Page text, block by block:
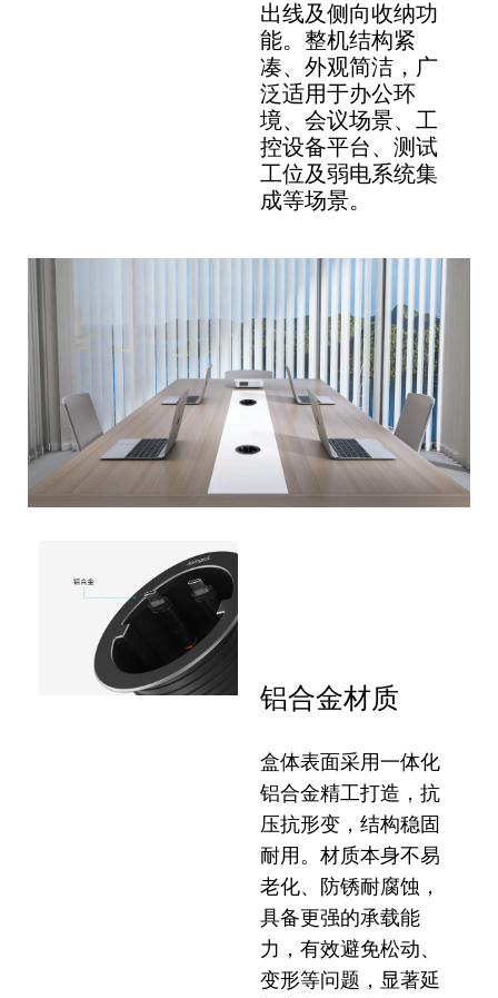
出线及侧向收纳功
能。整机结构紧
凑、外观简洁，广
泛适用于办公环
境、会议场景、工
控设备平台、测试
工位及弱电系统集
成等场景。
铝合金材质
盒体表面采用一体化
铝合金精工打造，抗
压抗形变，结构稳固
耐用。材质本身不易
老化、防锈耐腐蚀，
具备更强的承载能
力，有效避免松动、
变形等问题，显著延